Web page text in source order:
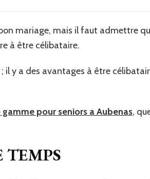
mariage, mais il faut admettre
à être célibataire.
il y a des avantages à être
pour seniors a Aubenas,
TEMPS